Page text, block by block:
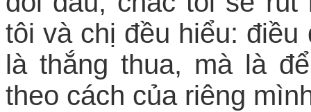
tôi và chị đều hiểu:
là thắng thua, mà là
theo cách của riêng